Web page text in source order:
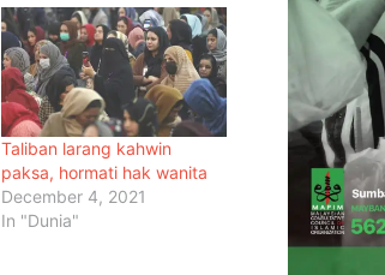
Taliban larang kahwin
paksa, hormati hak wanita
December 4, 2021
In "Dunia"